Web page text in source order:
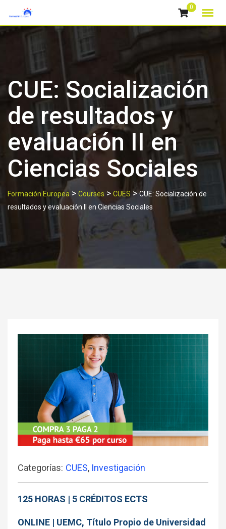
content
0
CUE: Socialización
de resultados y
evaluación II en
Ciencias Sociales
Formación Europea > Courses > CUES>CUE: Socialización de
resultados y evaluación II en Ciencias Sociales
Categorías: CUES, Investigación
125 HORAS | 5 CRÉDITOS ECTS
ONLINE | UEMC, Título Propio de Universidad